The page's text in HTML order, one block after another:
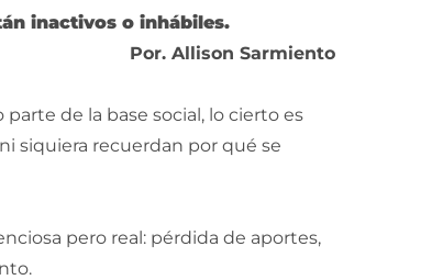
inactivos o inhábiles.
Por. Allison Sarmiento
de la base social, lo cierto es
siquiera recuerdan por qué se
pero real: pérdida de aportes,